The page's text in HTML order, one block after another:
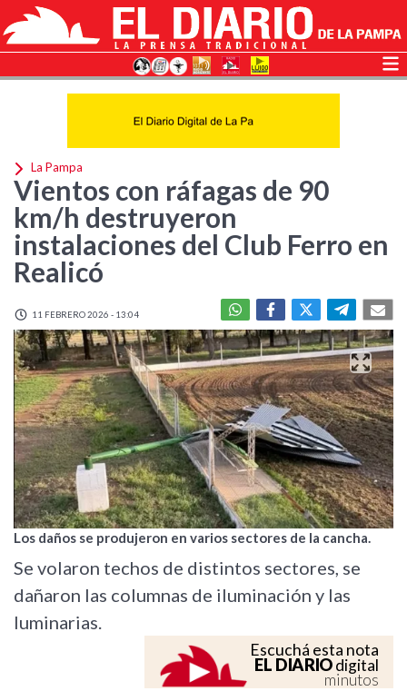
La Pampa
Vientos con ráfagas de 90
km/h destruyeron
instalaciones del Club Ferro en
Realicó
11 FEBRERO 2026 - 13:04
Los daños se produjeron en varios sectores de la cancha.
Se volaron techos de distintos sectores, se
dañaron las columnas de iluminación y las
luminarias.
Escuchá esta nota
EL DIARIOdigital
minutos